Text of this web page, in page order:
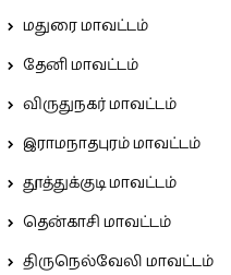
மதுரை மாவட்டம்
தேனி மாவட்டம்
விருதுநகர் மாவட்டம்
இராமநாதபுரம் மாவட்டம்
தூத்துக்குடி மாவட்டம்
தென்காசி மாவட்டம்
திருநெல்வேலி மாவட்டம்